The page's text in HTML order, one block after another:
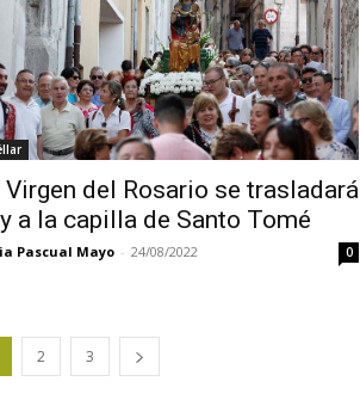
Virgen del Rosario se trasladará
a la capilla de Santo Tomé
Pascual Mayo - 24/08/2022 0
2 3